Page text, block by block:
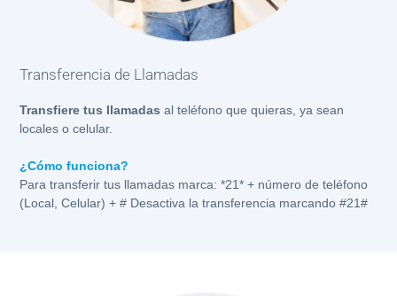
Transferencia de Llamadas
Transfiere tus llamadasal teléfono que quieras, ya sean
locales o celular.
¿Cómo funciona?
Para transferir tus llamadas marca: *21* + número de teléfono
(Local, Celular) + # Desactiva la transferencia marcando #21#